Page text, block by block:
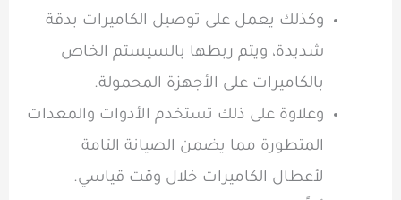
وكذلك يعمل على توصيل الكاميرات بدقة
شديدة، ويتم ربطها بالسيستم الخاص
بالكاميرات على الأجهزة المحمولة.
وعلاوة على ذلك تستخدم الأدوات والمعدات
المتطورة مما يضمن الصيانة التامة
لأعطال الكاميرات خلال وقت قياسي.